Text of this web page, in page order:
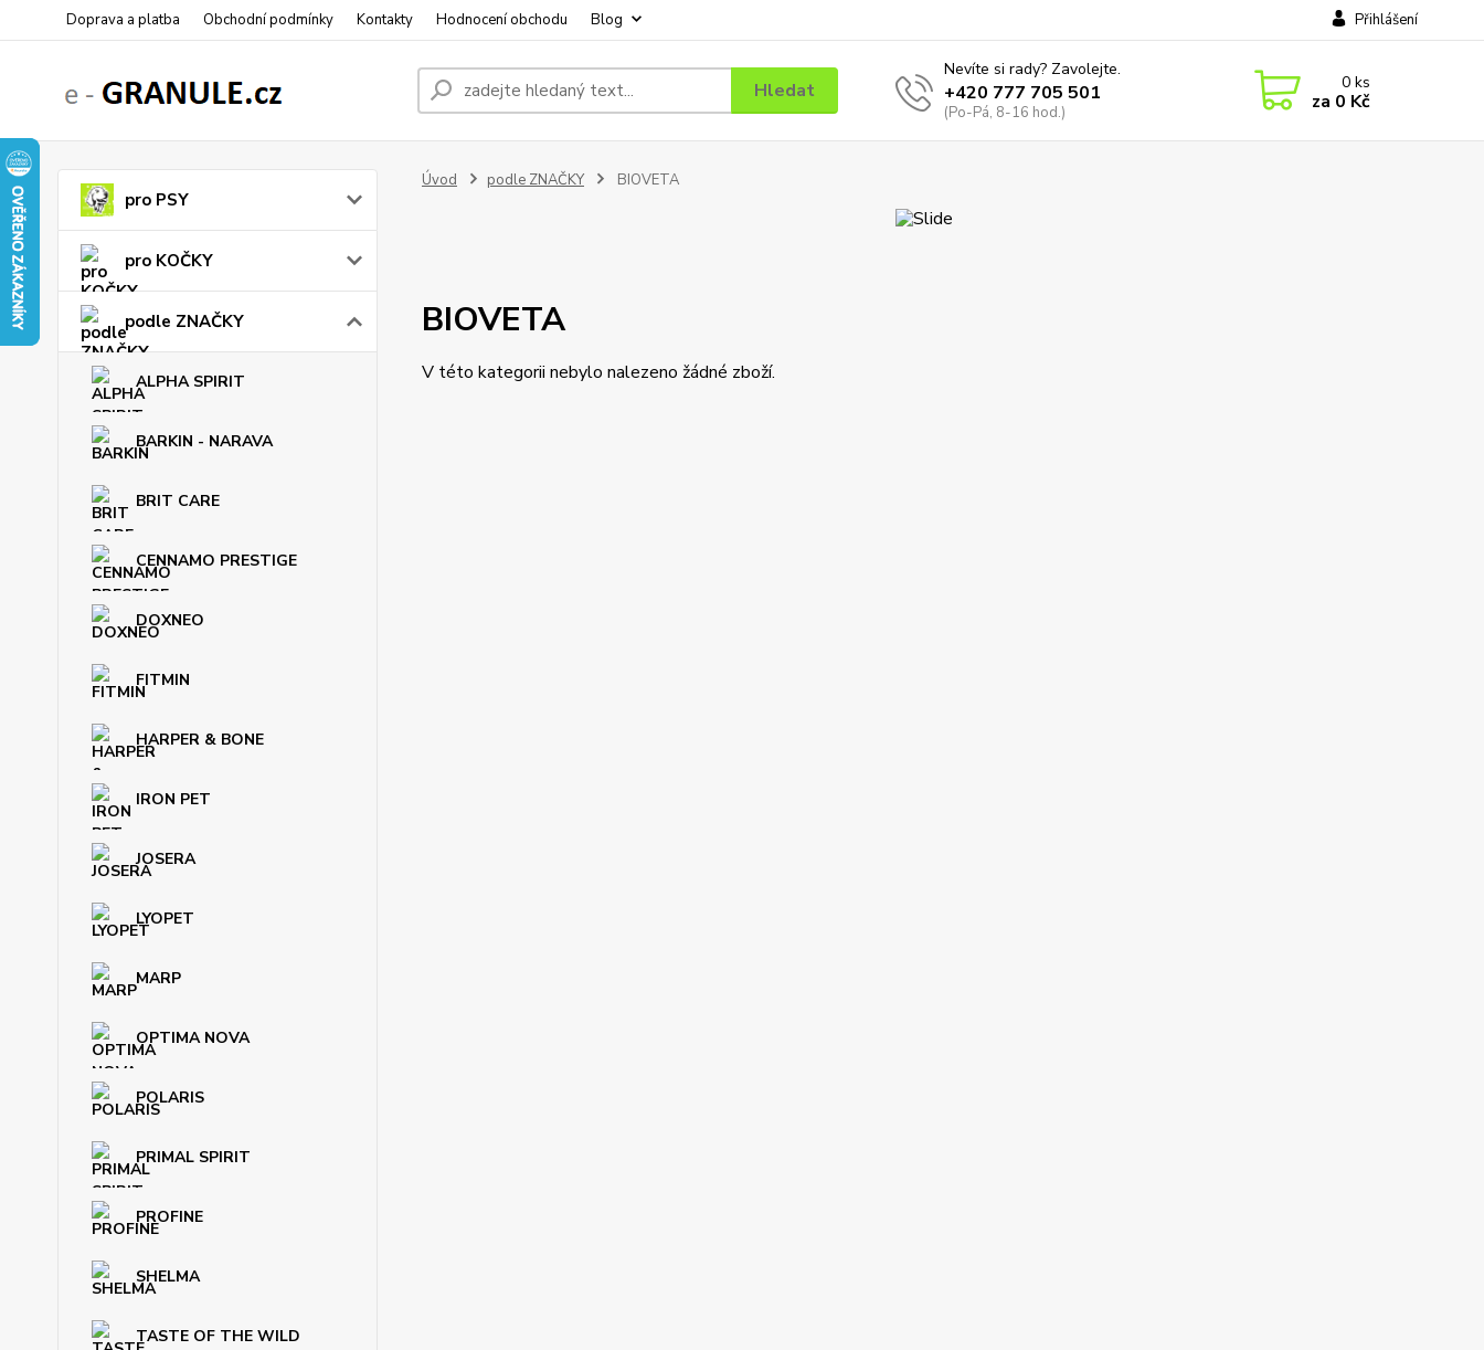
Doprava a platba Obchodní podmínky Kontakty Hodnocení obchodu Blog Přihlášení
Hledat
Nevíte si rady? Zavolejte.
+420 777 705 501
(Po-Pá, 8-16 hod.)
0ks
za 0 Kč
pro PSY
pro KOČKY
podle ZNAČKY
ALPHA SPIRIT
BARKIN - NARAVA
BRIT CARE
CENNAMO PRESTIGE
DOXNEO
FITMIN
HARPER & BONE
IRON PET
JOSERA
LYOPET
MARP
OPTIMA NOVA
POLARIS
PRIMAL SPIRIT
PROFINE
SHELMA
TASTE OF THE WILD
Úvod podle ZNAČKY BIOVETA
BIOVETA
V této kategorii nebylo nalezeno žádné zboží.